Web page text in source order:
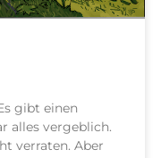
gibt einen
alles vergeblich.
verraten. Aber